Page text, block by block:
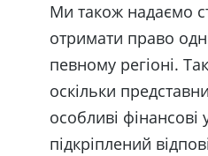
Ми також надаємо
отримати право
певному регіоні.
оскільки
особливі
підкріплений